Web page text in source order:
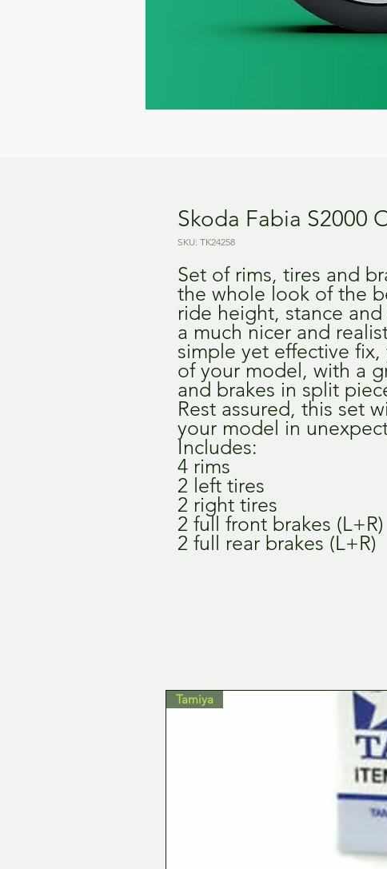
Skoda Fabia S2000
SKU: TK24258
Set of rims, tires and
the whole look of the
ride height, stance
a much nicer and
simple yet effective
of your model, with a
and brakes in split
Rest assured, this set
your model in
Includes:
4 rims
2 left tires
2 right tires
2 full front brakes (L+R)
2 full rear brakes (L+R)
Tamiya